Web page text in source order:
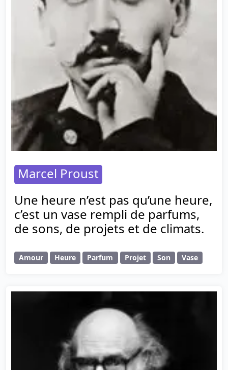
Marcel Proust
Une heure n’est pas qu’une heure,
c’est un vase rempli de parfums,
de sons, de projets et de climats.
Amour Heure Parfum Projet Son Vase